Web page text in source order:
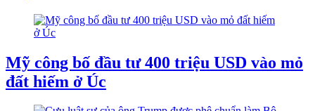
Mỹ công bố đầu tư 400 triệu USD vào mỏ
đất hiếm ở Úc